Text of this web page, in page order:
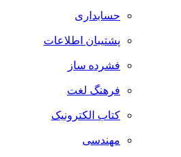
حسابداری
پشتیبان اطلاعات
فشرده ساز
فرهنگ لغت
کتاب الکترونیک
مهندسی